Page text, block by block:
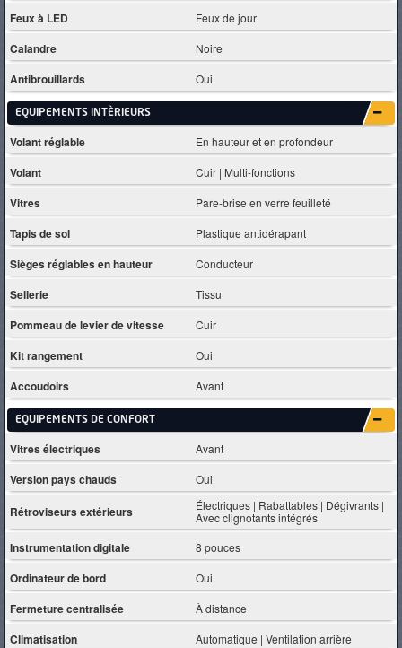
Feux à LED Feux de jour
Calandre Noire
Antibrouillards Oui
EQUIPEMENTS INTÈRIEURS
Volant réglable En hauteur et en profondeur
Volant Cuir | Multi-fonctions
Vitres Pare-brise en verre feuilleté
Tapis de sol Plastique antidérapant
Sièges réglables en hauteur Conducteur
Sellerie Tissu
Pommeau de levier de vitesse Cuir
Kit rangement Oui
Accoudoirs Avant
EQUIPEMENTS DE CONFORT
Vitres électriques Avant
Version pays chauds Oui
Rétroviseurs extérieurs
Électriques | Rabattables | Dégivrants |
Avec clignotants intégrés
Instrumentation digitale 8 pouces
Ordinateur de bord Oui
Fermeture centralisée À distance
Climatisation Automatique | Ventilation arrière